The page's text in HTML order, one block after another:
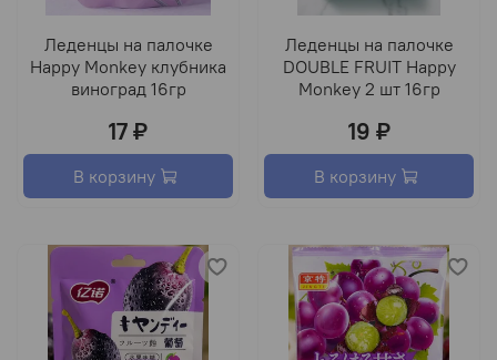
Леденцы на палочке
Happy Monkey клубника
виноград 16гр
17 ₽
В корзину
Леденцы на палочке
DOUBLE FRUIT Happy
Monkey 2 шт 16гр
19 ₽
В корзину